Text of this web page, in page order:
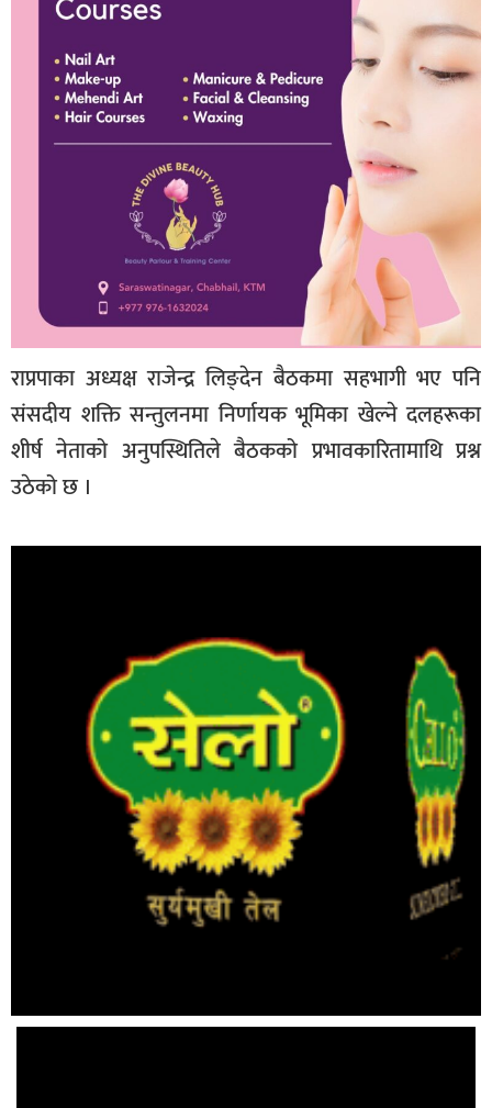
राप्रपाका अध्यक्ष राजेन्द्र लिङ्देन बैठकमा सहभागी भए पनि
संसदीय शक्ति सन्तुलनमा निर्णायक भूमिका खेल्ने दलहरूका
शीर्ष नेताको अनुपस्थितिले बैठकको प्रभावकारितामाथि प्रश्न
उठेको छ ।